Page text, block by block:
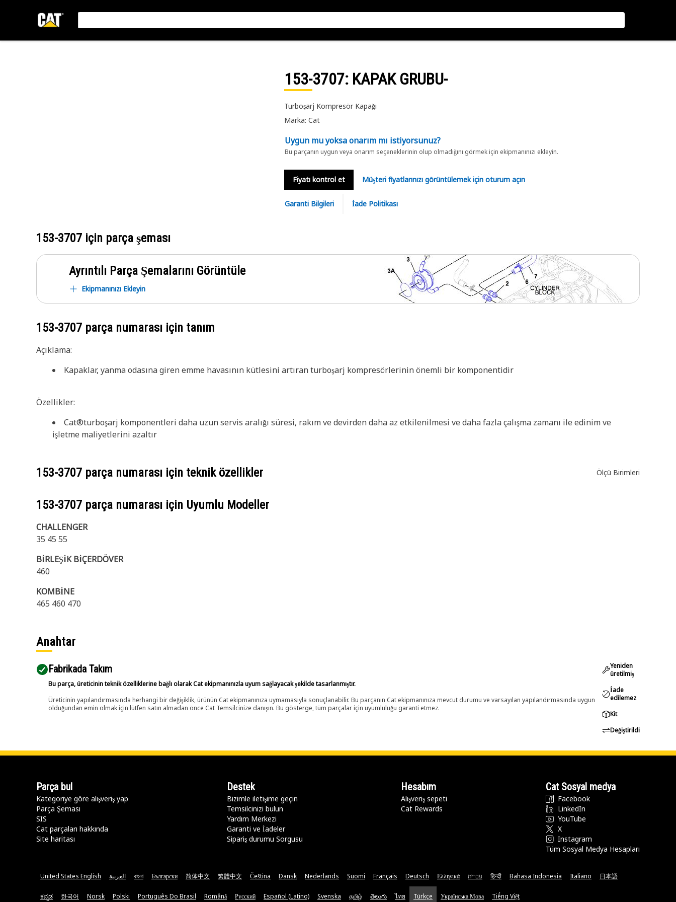
153-3707: KAPAK GRUBU-
Turboşarj Kompresör Kapağı
Marka: Cat
Uygun mu yoksa onarım mı istiyorsunuz?
Bu parçanın uygun veya onarım seçeneklerinin olup olmadığını görmek için ekipmanınızı ekleyin.
Fiyatı kontrol et Müşteri fiyatlarınızı görüntülemek için oturum açın
Garanti Bilgileri İade Politikası
153-3707 için parça şeması
Ayrıntılı Parça Şemalarını Görüntüle
Ekipmanınızı Ekleyin
153-3707 parça numarası için tanım
Açıklama:
Kapaklar, yanma odasına giren emme havasının kütlesini artıran turboşarj kompresörlerinin önemli bir komponentidir
Özellikler:
Cat®turboşarj komponentleri daha uzun servis aralığı süresi, rakım ve devirden daha az etkilenilmesi ve daha fazla çalışma zamanı ile edinim ve
işletme maliyetlerini azaltır
153-3707 parça numarası için teknik özellikler Ölçü Birimleri
153-3707 parça numarası için Uyumlu Modeller
CHALLENGER
35 45 55
BİRLEŞİK BİÇERDÖVER
460
KOMBİNE
465 460 470
Anahtar
Fabrikada Takım
Bu parça, üreticinin teknik özelliklerine bağlı olarak Cat ekipmanınızla uyum sağlayacak şekilde tasarlanmıştır.
Üreticinin yapılandırmasında herhangi bir değişiklik, ürünün Cat ekipmanınıza uymamasıyla sonuçlanabilir. Bu parçanın Cat ekipmanınıza mevcut durumu ve varsayılan yapılandırmasında uygun
olduğundan emin olmak için lütfen satın almadan önce Cat Temsilcinize danışın. Bu gösterge, tüm parçalar için uyumluluğu garanti etmez.
Yeniden
üretilmiş
İade
edilemez
Kit
Değiştirildi
Parça bul
Kategoriye göre alışveriş yap
Parça Şeması
SIS
Cat parçaları hakkında
Site haritası
Destek
Bizimle iletişime geçin
Temsilcinizi bulun
Yardım Merkezi
Garanti ve İadeler
Sipariş durumu Sorgusu
Hesabım
Alışveriş sepeti
Cat Rewards
Cat Sosyal medya
Facebook
LinkedIn
YouTube
X
Instagram
Tüm Sosyal Medya Hesapları
United States English العربية বাংলা Български 简体中文 繁體中文 Čeština Dansk Nederlands Suomi Français Deutsch Ελληνικά עברית हिन्दी Bahasa Indonesia Italiano 日本語
ಕನ್ನಡ 한국어 Norsk Polski Português Do Brasil Română Русский Español (Latino) Svenska தமிழ் తెలుగు ไทย Türkçe Українська Мова Tiếng Việt